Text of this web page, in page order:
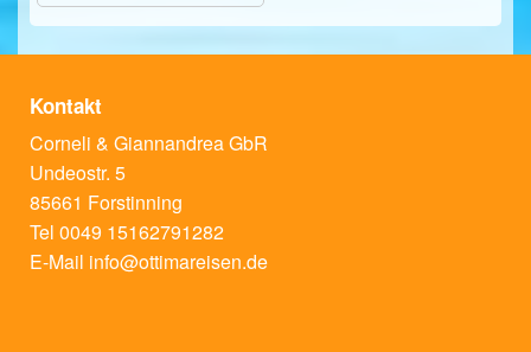
Kontakt
Corneli & Giannandrea GbR
Undeostr. 5
85661 Forstinning
Tel 0049 15162791282
E-Mail info@ottimareisen.de